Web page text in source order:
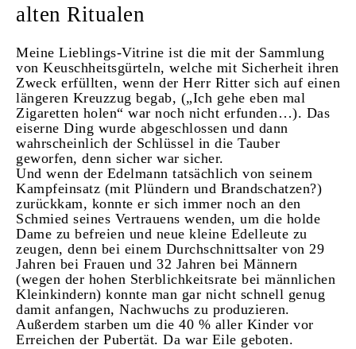
alten Ritualen
Meine Lieblings-Vitrine ist die mit der Sammlung
von Keuschheitsgürteln, welche mit Sicherheit ihren
Zweck erfüllten, wenn der Herr Ritter sich auf einen
längeren Kreuzzug begab, („Ich gehe eben mal
Zigaretten holen“ war noch nicht erfunden…). Das
eiserne Ding wurde abgeschlossen und dann
wahrscheinlich der Schlüssel in die Tauber
geworfen, denn sicher war sicher.
Und wenn der Edelmann tatsächlich von seinem
Kampfeinsatz (mit Plündern und Brandschatzen?)
zurückkam, konnte er sich immer noch an den
Schmied seines Vertrauens wenden, um die holde
Dame zu befreien und neue kleine Edelleute zu
zeugen, denn bei einem Durchschnittsalter von 29
Jahren bei Frauen und 32 Jahren bei Männern
(wegen der hohen Sterblichkeitsrate bei männlichen
Kleinkindern) konnte man gar nicht schnell genug
damit anfangen, Nachwuchs zu produzieren.
Außerdem starben um die 40 % aller Kinder vor
Erreichen der Pubertät. Da war Eile geboten.